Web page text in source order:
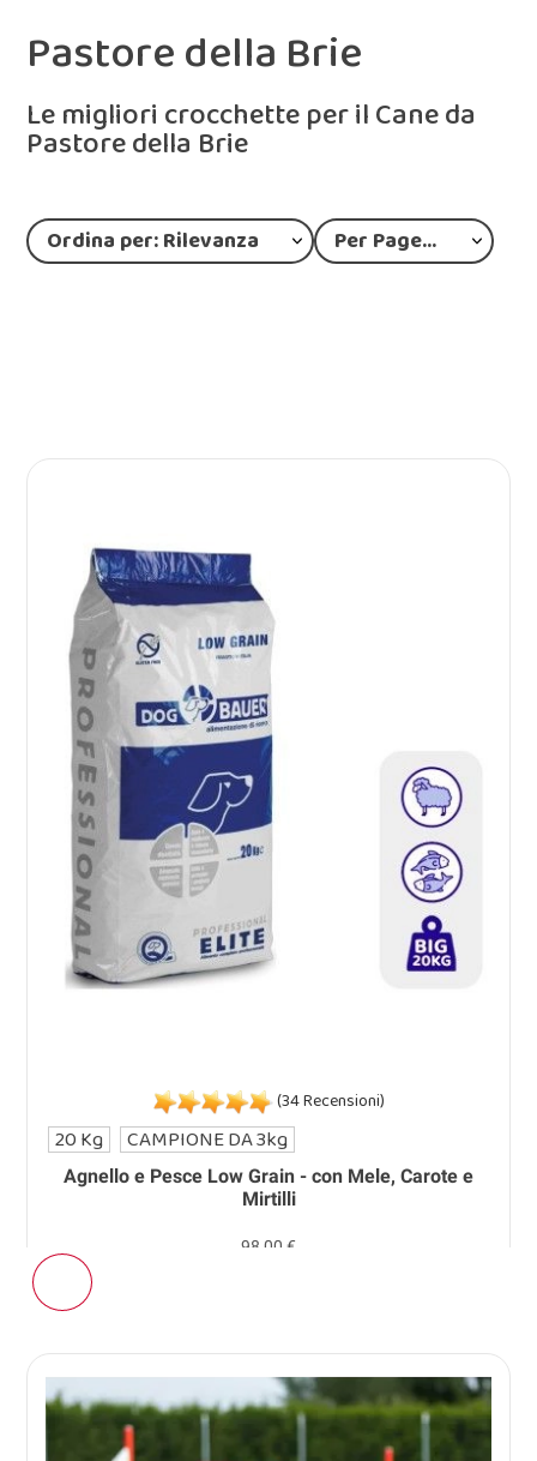
Pastore della Brie
Le migliori crocchette per il Cane da
Pastore della Brie
Ordina per: Rilevanza Per Page: 12
Agnello e Pesce Low Grain - con Mele, Carote e
Mirtilli
(34 Recensioni)
98,00 €
20 Kg CAMPIONE DA 3kg